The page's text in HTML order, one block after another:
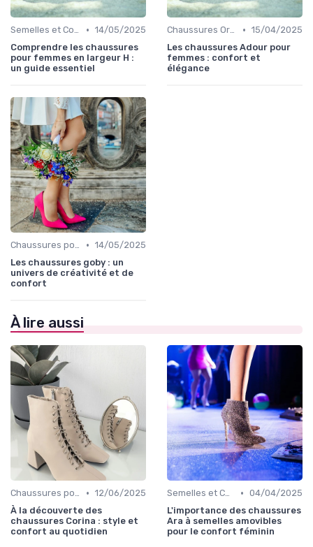
Semelles et Confort du Pied • 14/05/2025
Comprendre les chaussures
pour femmes en largeur H :
un guide essentiel
Chaussures Orthopédiques • 15/04/2025
Les chaussures Adour pour
femmes : confort et
élégance
Chaussures pour Occasions Spéciales • 14/05/2025
Les chaussures goby : un
univers de créativité et de
confort
À lire aussi
Chaussures pour Occasions Spéciales • 12/06/2025
À la découverte des
chaussures Corina : style et
confort au quotidien
Semelles et Confort du Pied • 04/04/2025
L'importance des chaussures
Ara à semelles amovibles
pour le confort féminin